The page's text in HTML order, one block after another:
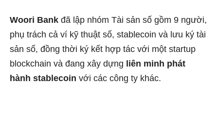
Woori Bank đã lập nhóm Tài sản số gồm 9 người,
phụ trách cả ví kỹ thuật số, stablecoin và lưu ký tài
sản số, đồng thời ký kết hợp tác với một startup
blockchain và đang xây dựng liên minh phát
hành stablecoin với các công ty khác.